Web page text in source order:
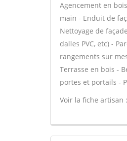
Agencement en
main - Enduit de
Nettoyage de
dalles PVC, etc) -
rangements sur
Terrasse en bois -
portes et portails -
Voir la fiche artisan :